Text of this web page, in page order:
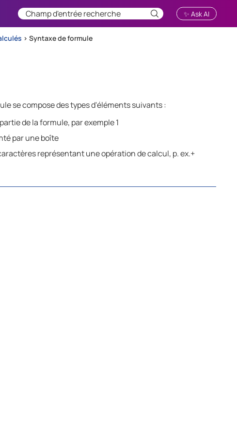
✨ Ask AI
> Syntaxe de formule
se compose des types d'éléments suivants :
de la formule, par exemple 1
par une boîte
représentant une opération de calcul, p. ex.+